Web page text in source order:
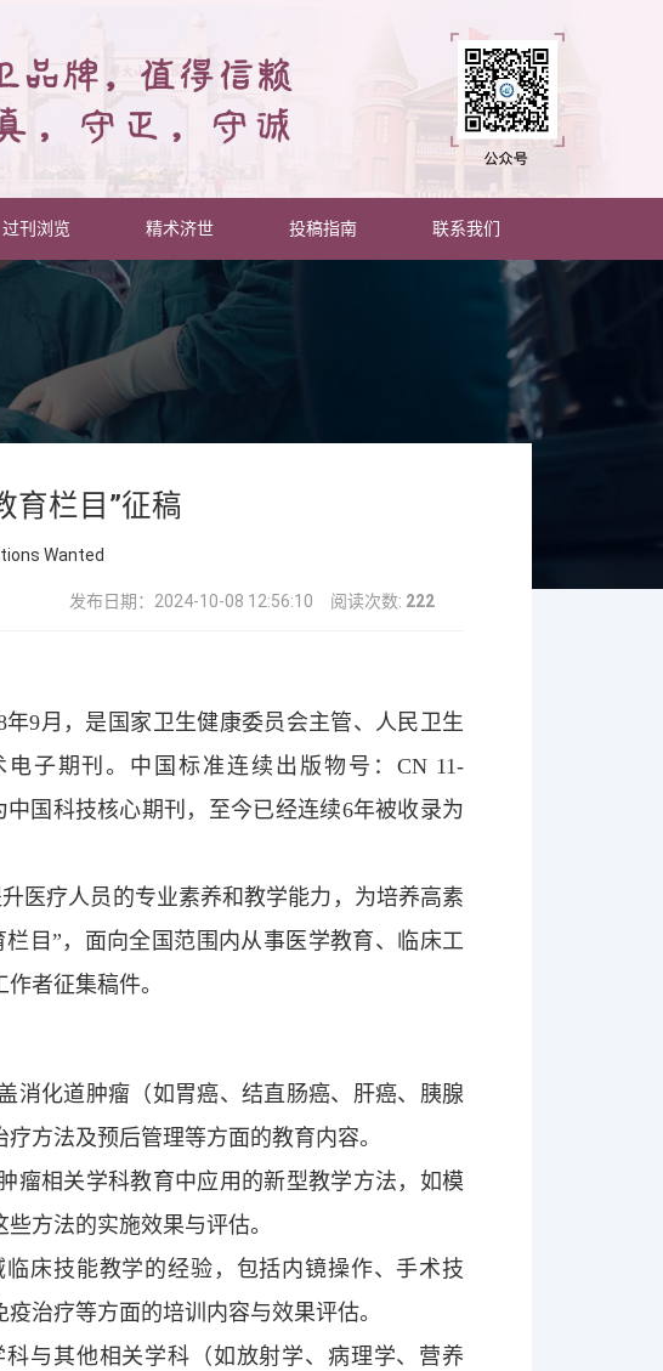
过刊浏览 精术济世 投稿指南 联系我们
育栏目”征稿
Wanted
发布日期：2024-10-08 12:56:10 阅读次数: 222
年9月，是国家卫生健康委员会主管、人民卫生
子期刊。中国标准连续出版物号：CN 11-
中国科技核心期刊，至今已经连续6年被收录为
医疗人员的专业素养和教学能力，为培养高素
目”，面向全国范围内从事医学教育、临床工
者征集稿件。
消化道肿瘤（如胃癌、结直肠癌、肝癌、胰腺
方法及预后管理等方面的教育内容。
瘤相关学科教育中应用的新型教学方法，如模
方法的实施效果与评估。
床技能教学的经验，包括内镜操作、手术技
治疗等方面的培训内容与效果评估。
与其他相关学科（如放射学、病理学、营养